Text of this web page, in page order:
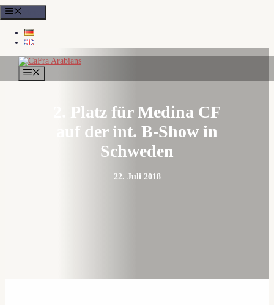
Zum
Inhalt
springen
2. Platz für Medina CF
auf der int. B-Show in
Schweden
22. Juli 2018